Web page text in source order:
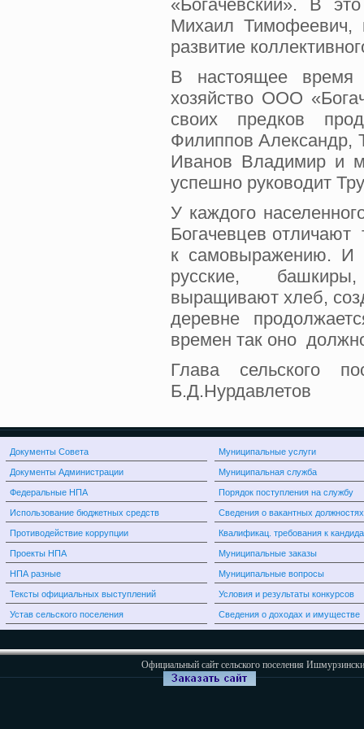
«Богачевский». В
Михаил Тимофеевич,
развитие
В настоящее время
хозяйство ООО
своих предков
Филиппов Александр,
Иванов Владимир и
успешно руководит
У каждого
Богачевцев отличают
к самовыражению.
русские, башкиры,
выращивают хлеб,
деревне
времен так оно
Глава сельского
Б.Д.Нурдавлетов
Документы Совета
Документы Администрации
Федеральные НПА
Использование бюджетных средств
Противодействие коррупции
Проекты НПА
НПА разные
Тексты официальных выступлений
Устав сельского поселения
Муниципальные услуги
Муниципальная служба
Порядок поступления на службу
Сведения о вакантных должностях
Квалификац. требования к
Муниципальные заказы
Муниципальные вопросы
Условия и результаты конкурсов
Сведения о доходах и имуществе
Официальный сайт сельского поселения